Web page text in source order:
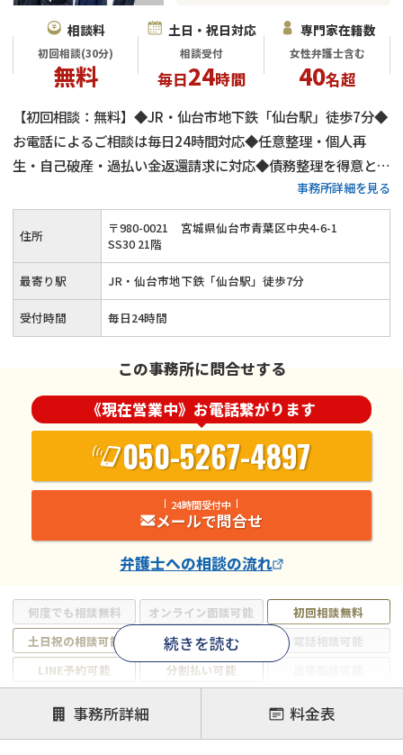
相談料
初回相談(30分)
無料
土日・祝日対応
相談受付
毎日24時間
専門家在籍数
女性弁護士含む
40名超
【初回相談：無料】◆JR・仙台市地下鉄「仙台駅」徒歩7分◆
お電話によるご相談は毎日24時間対応◆任意整理・個人再
生・自己破産・過払い金返還請求に対応◆債務整理を得意と
し、数多くの事件解決をサポート◆弁護士費用の分割払いもご
相談ください
事務所詳細を見る
何度でも相談無料 オンライン面談可能
初回相談無料
土日祝の相談可能
19時以降電話可能
電話相談可能
LINE予約可能
分割払い可能
続きを読む
住所 〒980-0021
宮城県仙台市青葉区中央4-6-1
SS30 21階
最寄り駅 JR・仙台市地下鉄「仙台駅」徒歩7分
受付時間 毎日24時間
この事務所に問合せする
《現在営業中》お電話繋がります
050-5267-4897
24時間受付中
メールで問合せ
弁護士への相談の流れ
事務所詳細 料金表